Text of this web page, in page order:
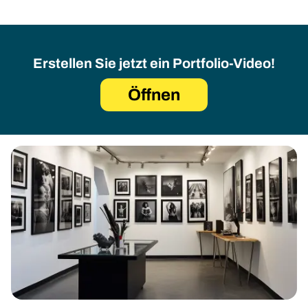
Erstellen Sie jetzt ein Portfolio-Video!
Öffnen